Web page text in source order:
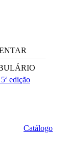
edição
Catálogo